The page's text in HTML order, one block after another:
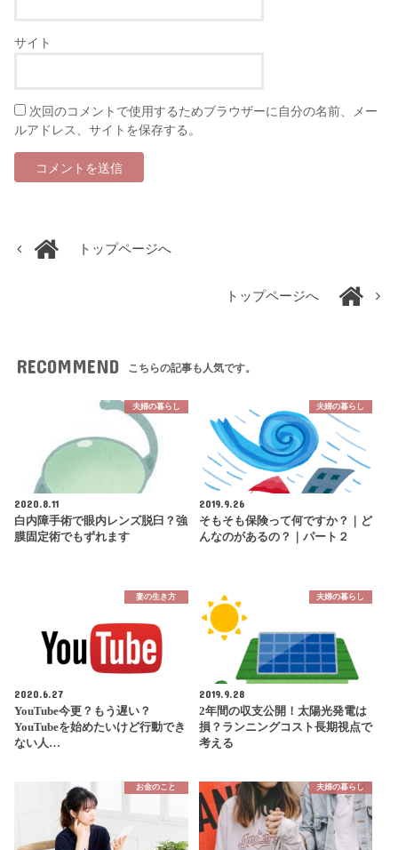
サイト
次回のコメントで使用するためブラウザーに自分の名前、メー
ルアドレス、サイトを保存する。
トップページへ
トップページへ
RECOMMEND こちらの記事も人気です。
夫婦の暮らし
2020.8.11
白内障手術で眼内レンズ脱臼？強
膜固定術でもずれます
夫婦の暮らし
2019.9.26
そもそも保険って何ですか？｜ど
んなのがあるの？｜パート２
妻の生き方
2020.6.27
YouTube今更？もう遅い？
YouTubeを始めたいけど行動でき
ない人…
夫婦の暮らし
2019.9.28
2年間の収支公開！太陽光発電は
損？ランニングコスト長期視点で
考える
お金のこと 夫婦の暮らし